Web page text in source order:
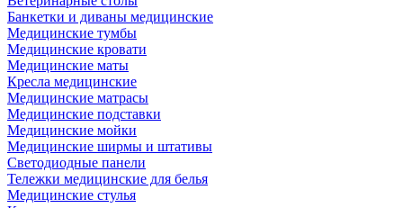
Банкетки и диваны медицинские
Медицинские тумбы
Медицинские кровати
Медицинские маты
Кресла медицинские
Медицинские матрасы
Медицинские подставки
Медицинские мойки
Медицинские ширмы и штативы
Светодиодные панели
Тележки медицинские для белья
Медицинские стулья